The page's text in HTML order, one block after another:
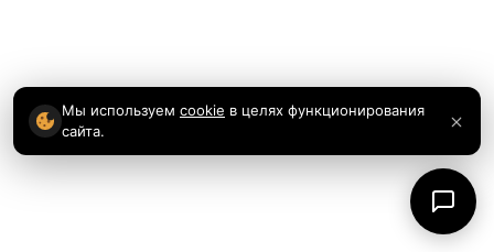
Мы используем cookie в целях функционирования
сайта.